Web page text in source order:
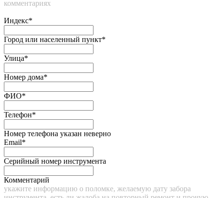
комментариях
Индекс*
Город или населенный пункт*
Улица*
Номер дома*
ФИО*
Телефон*
Номер телефона указан неверно
Email*
Серийный номер инструмента
Комментарий
укажите информацию о поломке, желаемую дату забора